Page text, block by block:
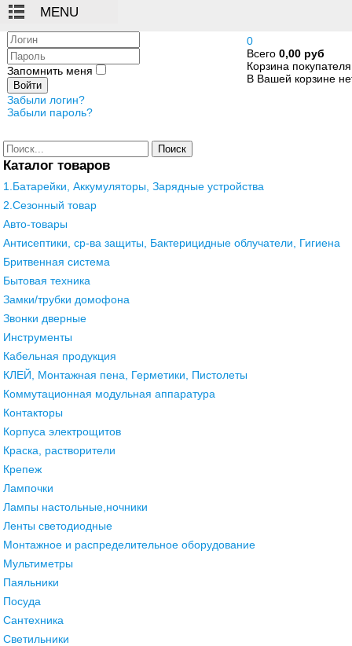
0
Всего 0,00 руб
Корзина покупателя
В Вашей корзине
Логин
Пароль
Запомнить меня
Войти
Забыли логин?
Забыли пароль?
Поиск
Каталог товаров
1.Батарейки, Аккумуляторы, Зарядные устройства
2.Сезонный товар
Авто-товары
Антисептики, ср-ва защиты, Бактерицидные облучатели, Гигиена
Бритвенная система
Бытовая техника
Замки/трубки домофона
Звонки дверные
Инструменты
Кабельная продукция
КЛЕЙ, Монтажная пена, Герметики, Пистолеты
Коммутационная модульная аппаратура
Контакторы
Корпуса электрощитов
Краска, растворители
Крепеж
Лампочки
Лампы настольные,ночники
Ленты светодиодные
Монтажное и распределительное оборудование
Мультиметры
Паяльники
Посуда
Сантехника
Светильники